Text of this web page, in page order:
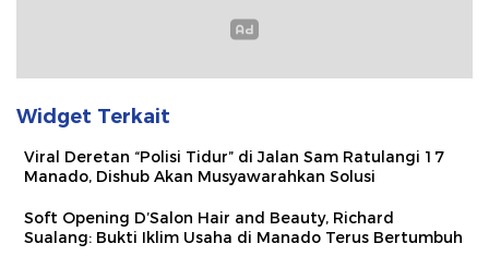
Widget Terkait
Viral Deretan “Polisi Tidur” di Jalan Sam Ratulangi 17
Manado, Dishub Akan Musyawarahkan Solusi
Soft Opening D’Salon Hair and Beauty, Richard
Sualang: Bukti Iklim Usaha di Manado Terus Bertumbuh